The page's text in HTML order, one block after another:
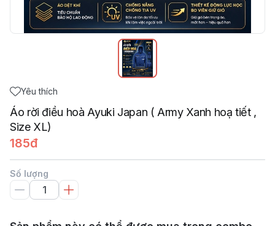
Yêu thích
Áo rời điều hoà Ayuki Japan ( Army Xanh hoạ tiết ,
Size XL)
185đ
Số lượng